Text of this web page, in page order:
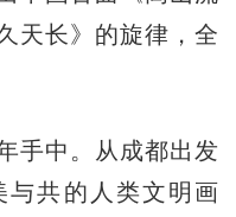
天长》的旋律，全
中。从成都出发
与共的人类文明画